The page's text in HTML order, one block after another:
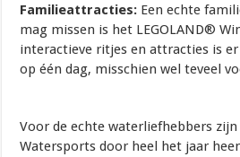
Familieattracties: Een echte
mag missen is het LEGOLAND®
interactieve ritjes en attracties is er
op één dag, misschien wel teveel
Voor de echte waterliefhebbers
Watersports door heel het jaar